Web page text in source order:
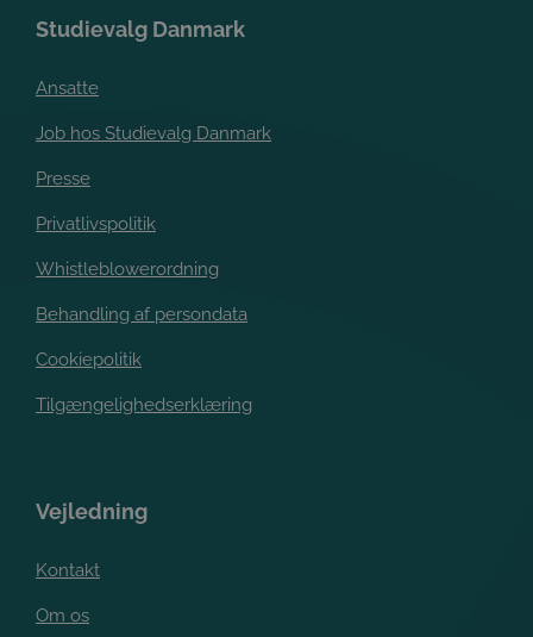
Studievalg Danmark
Ansatte
Job hos Studievalg Danmark
Presse
Privatlivspolitik
Whistleblowerordning
Behandling af persondata
Cookiepolitik
Tilgængelighedserklæring
Vejledning
Kontakt
Om os